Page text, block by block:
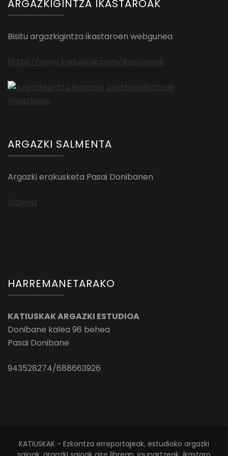
ARGAZKIGINTZA IKASTAROAK
Bisitu argazkigintza ikastaroen webgunea
https://www.katiuskak.com/ikastaroak
ARGAZKI SALMENTA
Argazki erakusketa Pasai Donibanen
Galeria
HARREMANETARAKO
KATIUSKAK ARGAZKI ESTUDIOA
Donibane kalea 96 behea
Pasai Donibane
943528274/688663926
KATIUSKAK - Ezkontza erreportajeak, estudioko argazki